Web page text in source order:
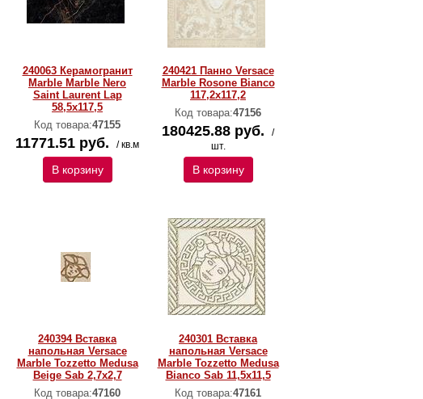
240063 Керамогранит
Marble Marble Nero
Saint Laurent Lap
58,5x117,5
Код товара:47155
11771.51 руб. / кв.м
В корзину
240421 Панно Versace
Marble Rosone Bianco
117,2x117,2
Код товара:47156
180425.88 руб.
/
шт.
В корзину
240394 Вставка
напольная Versace
Marble Tozzetto Medusa
Beige Sab 2,7x2,7
Код товара:47160
240301 Вставка
напольная Versace
Marble Tozzetto Medusa
Bianco Sab 11,5x11,5
Код товара:47161